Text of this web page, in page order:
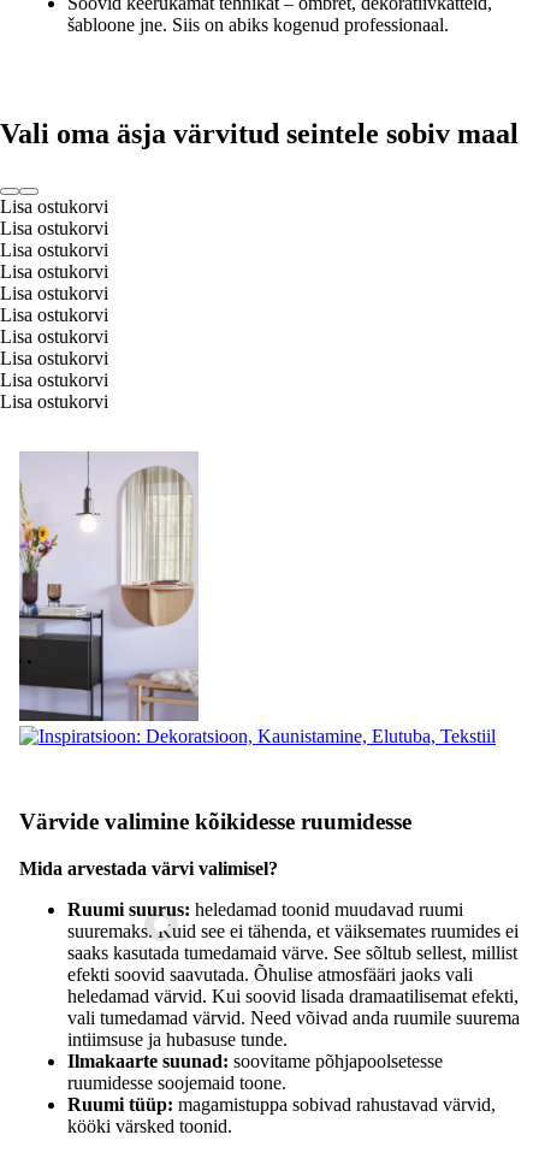
šabloone jne. Siis on abiks kogenud professionaal.
Vali oma äsja värvitud seintele sobiv maal
Lisa ostukorvi
Lisa ostukorvi
Lisa ostukorvi
Lisa ostukorvi
Lisa ostukorvi
Lisa ostukorvi
Lisa ostukorvi
Lisa ostukorvi
Lisa ostukorvi
Lisa ostukorvi
Värvide valimine kõikidesse ruumidesse
Mida arvestada värvi valimisel?
Ruumi suurus: heledamad toonid muudavad ruumi
suuremaks. Kuid see ei tähenda, et väiksemates ruumides ei
saaks kasutada tumedamaid värve. See sõltub sellest, millist
efekti soovid saavutada. Õhulise atmosfääri jaoks vali
heledamad värvid. Kui soovid lisada dramaatilisemat efekti,
vali tumedamad värvid. Need võivad anda ruumile suurema
intiimsuse ja hubasuse tunde.
Ilmakaarte suunad: soovitame põhjapoolsetesse
ruumidesse soojemaid toone.
Ruumi tüüp: magamistuppa sobivad rahustavad värvid,
kööki värsked toonid.